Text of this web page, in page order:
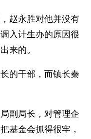
赵永胜对他并没有
入计生办的原因很
来的。
的干部，而镇长秦
副局长，对管理企
基金会抓得很牢，